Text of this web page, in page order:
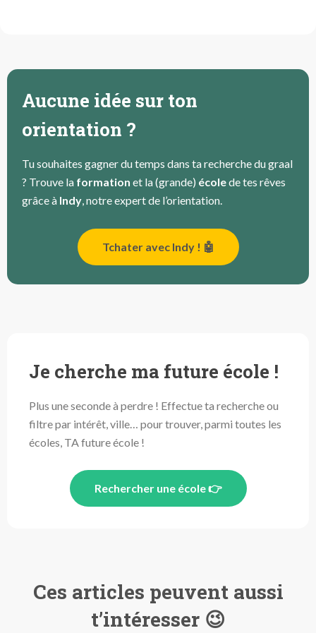
Aucune idée sur ton
orientation ?
Tu souhaites gagner du temps dans ta recherche du graal
? Trouve la formation et la (grande) écolede tes rêves
grâce à Indy , notre expert de l’orientation.
Tchater avec Indy ! 🤖
Je cherche ma future école !
Plus une seconde à perdre ! Effectue ta recherche ou
filtre par intérêt, ville… pour trouver, parmi toutes les
écoles, TA future école !
Rechercher une école 👉
Ces articles peuvent aussi
t’intéresser 😉